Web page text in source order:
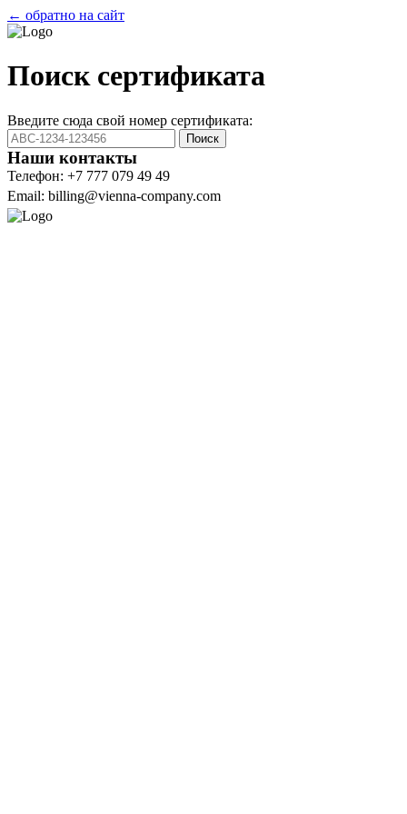
← обратно на сайт
Поиск сертификата
Введите сюда свой номер сертификата:
Поиск
Наши контакты
Телефон: +7 777 079 49 49
Email: billing@vienna-company.com